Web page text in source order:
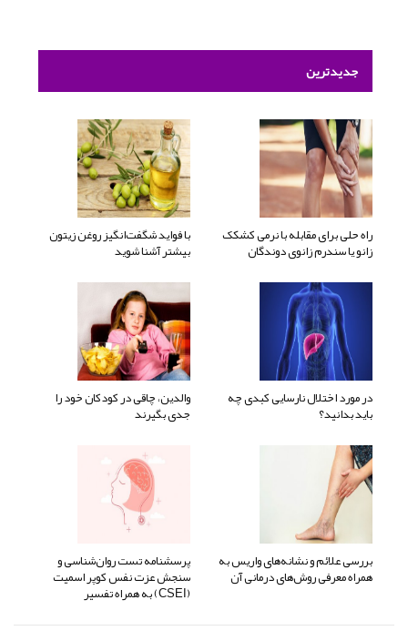
جدیدترین
راه حلی برای مقابله با نرمی کشکک
زانو یا سندرم زانوی دوندگان
با فواید شگفت‌انگیز روغن زیتون
بیشتر آشنا شوید
در مورد اختلال نارسایی کبدی چه
باید بدانید؟
والدین، چاقی در کودکان خود را
جدی بگیرند
بررسی علائم و نشانه‌های واریس به
همراه معرفی روش‌های درمانی آن
پرسشنامه تست روان‌شناسی و
سنجش عزت نفس کوپر اسمیت
(CSEI) به همراه تفسیر